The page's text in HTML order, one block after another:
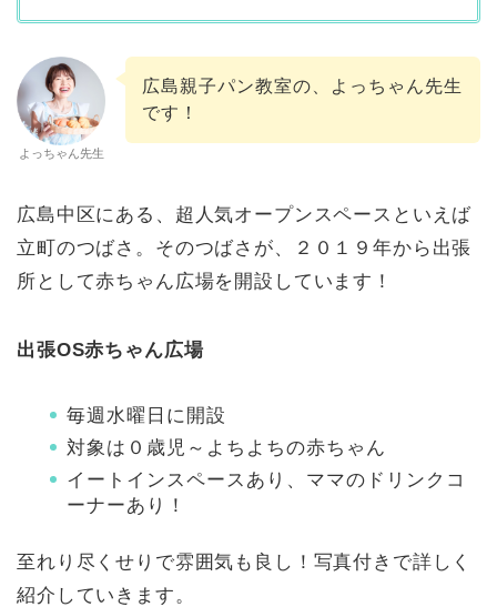
よっちゃん先生
広島親子パン教室の、よっちゃん先生
です！
広島中区にある、超人気オープンスペースといえば
立町のつばさ。そのつばさが、２０１９年から出張
所として赤ちゃん広場を開設しています！
出張OS赤ちゃん広場
毎週水曜日に開設
対象は０歳児～よちよちの赤ちゃん
イートインスペースあり、ママのドリンクコ
ーナーあり！
至れり尽くせりで雰囲気も良し！写真付きで詳しく
紹介していきます。